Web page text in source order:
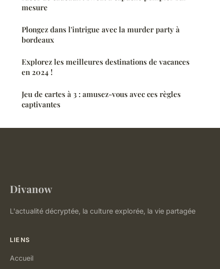
mesure
Plongez dans l'intrigue avec la murder party à
bordeaux
Explorez les meilleures destinations de vacances
en 2024 !
Jeu de cartes à 3 : amusez-vous avec ces règles
captivantes
Divanow
L'actualité décryptée, la culture explorée, la vie partagée
LIENS
Accueil